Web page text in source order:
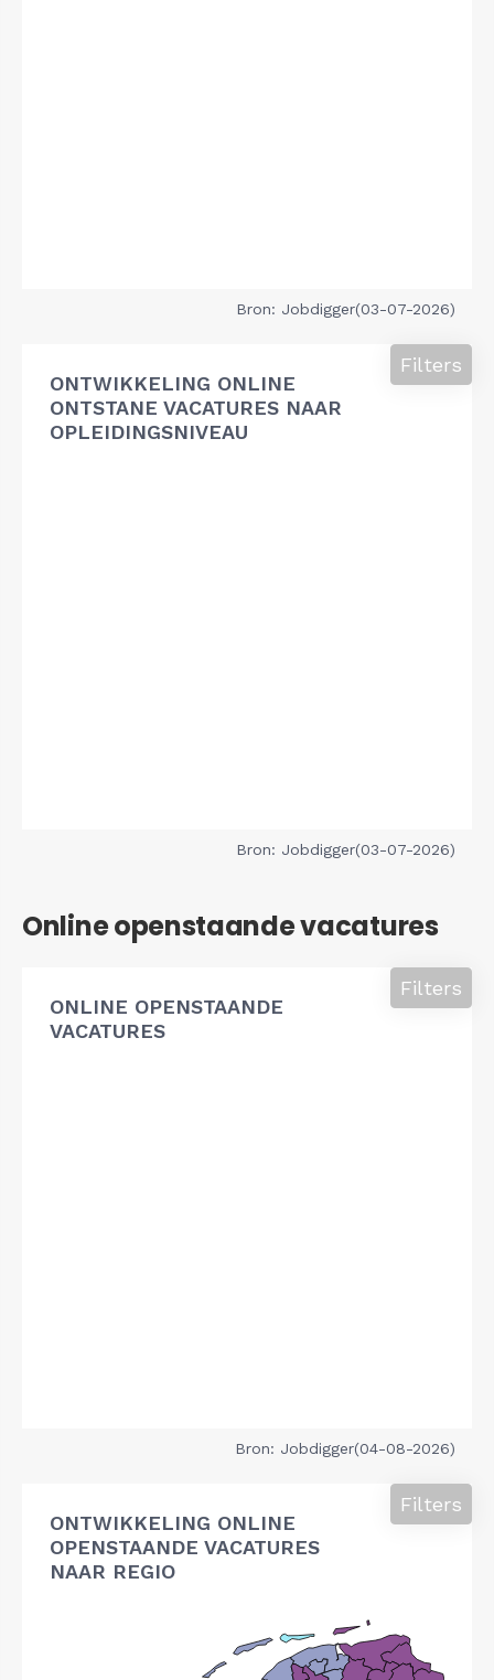
Bron: Jobdigger(03-07-2026)
ONTWIKKELING ONLINE
ONTSTANE VACATURES NAAR
OPLEIDINGSNIVEAU
Filters
Bron: Jobdigger(03-07-2026)
Online openstaande vacatures
ONLINE OPENSTAANDE
VACATURES
Filters
Bron: Jobdigger(04-08-2026)
ONTWIKKELING ONLINE
OPENSTAANDE VACATURES
NAAR REGIO
Filters